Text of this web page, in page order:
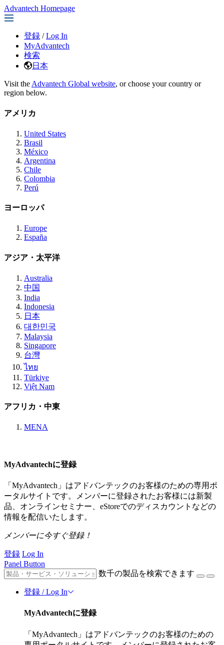
Advantech Homepage
登録 / Log In
MyAdvantech
検索
日本
Visit the Advantech Global website, or choose your country or
region below.
アメリカ
United States
Brasil
México
Argentina
Chile
Colombia
Perú
ヨーロッパ
Europe
España
アジア・太平洋
Australia
中国
India
Indonesia
日本
대한민국
Malaysia
Singapore
台灣
ไทย
Türkiye
Việt Nam
アフリカ・中東
MENA
MyAdvantechに登録
「MyAdvantech」はアドバンテックのお客様のための専用ポ
ータルサイトです。メンバーに登録されたお客様には新製
品、オンラインセミナー、eStoreでのディスカウントなどの
情報を配信いたします。
メンバーに今すぐ登録！
登録 Log In
Panel Button
数千の製品を検索できます
登録 / Log In
MyAdvantechに登録
「MyAdvantech」はアドバンテックのお客様のための